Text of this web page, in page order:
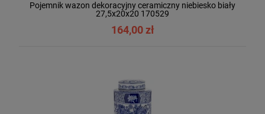
Pojemnik wazon dekoracyjny ceramiczny niebiesko biały
27,5x20x20 170529
164,00 zł